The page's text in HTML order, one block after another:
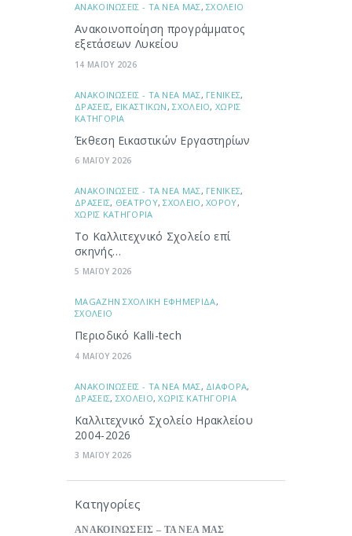
ΑΝΑΚΟΙΝΩΣΕΙΣ - ΤΑ ΝΕΑ ΜΑΣ,ΣΧΟΛΕΙΟ
Ανακοινοποίηση προγράμματος
εξετάσεων Λυκείου
14 ΜΑΪΟΥ 2026
ΑΝΑΚΟΙΝΩΣΕΙΣ - ΤΑ ΝΕΑ ΜΑΣ, ΓΕΝΙΚΕΣ,
ΔΡΑΣΕΙΣ, ΕΙΚΑΣΤΙΚΩΝ ,ΣΧΟΛΕΙΟ,ΧΩΡΙΣ
ΚΑΤΗΓΟΡΙΑ
Έκθεση Εικαστικών Εργαστηρίων
6 ΜΑΪΟΥ 2026
ΑΝΑΚΟΙΝΩΣΕΙΣ - ΤΑ ΝΕΑ ΜΑΣ, ΓΕΝΙΚΕΣ,
ΔΡΑΣΕΙΣ, ΘΕΑΤΡΟΥ,ΣΧΟΛΕΙΟ ,ΧΟΡΟΥ,
ΧΩΡΙΣ ΚΑΤΗΓΟΡΙΑ
Το Καλλιτεχνικό Σχολείο επί
σκηνής…
5 ΜΑΪΟΥ 2026
ΜAGAZHN ΣΧΟΛΙΚΗ ΕΦΗΜΕΡΙΔΑ,
ΣΧΟΛΕΙΟ
Περιοδικό Kalli-tech
4 ΜΑΪΟΥ 2026
ΑΝΑΚΟΙΝΩΣΕΙΣ - ΤΑ ΝΕΑ ΜΑΣ, ΔΙΑΦΟΡΑ,
ΔΡΑΣΕΙΣ, ΣΧΟΛΕΙΟ,ΧΩΡΙΣ ΚΑΤΗΓΟΡΙΑ
Καλλιτεχνικό Σχολείο Ηρακλείου
2004-2026
3 ΜΑΪΟΥ 2026
Κατηγορίες
ΑΝΑΚΟΙΝΩΣΕΙΣ – ΤΑ ΝΕΑ ΜΑΣ